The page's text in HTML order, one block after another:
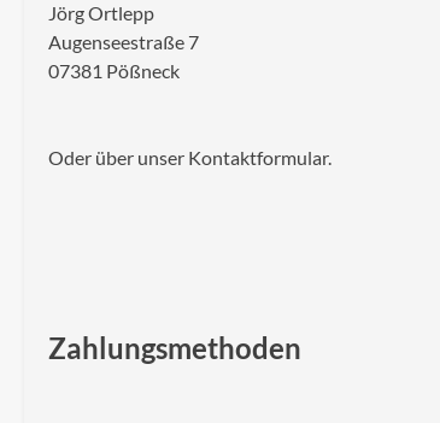
Jörg Ortlepp
Augenseestraße 7
07381 Pößneck
Oder über unser Kontaktformular.
Zahlungsmethoden